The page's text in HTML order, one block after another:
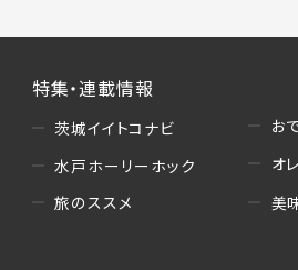
特集・連載情報
茨城イイトコナビ
水戸ホーリーホック
旅のススメ
お
オ
美